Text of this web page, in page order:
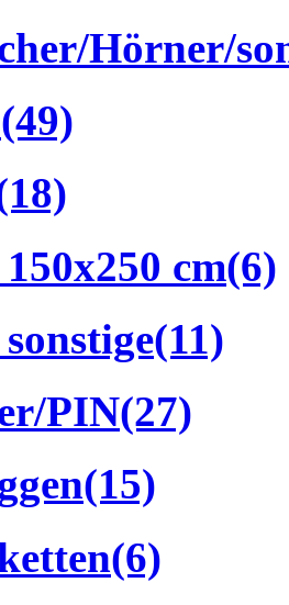
Hörner/
(49)
cm(6)
(11)
PIN(27)
(15)
(6)